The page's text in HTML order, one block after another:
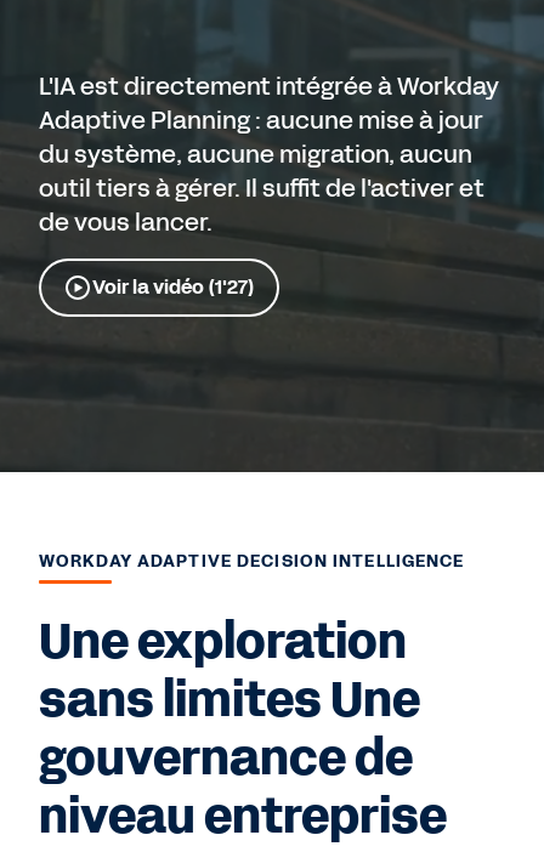
L'IA est directement intégrée à Workday
Adaptive Planning : aucune mise à jour
du système, aucune migration, aucun
outil tiers à gérer. Il suffit de l'activer et
de vous lancer.
Voir la vidéo (1'27)
WORKDAY ADAPTIVE DECISION INTELLIGENCE
Une exploration
sans limites Une
gouvernance de
niveau entreprise